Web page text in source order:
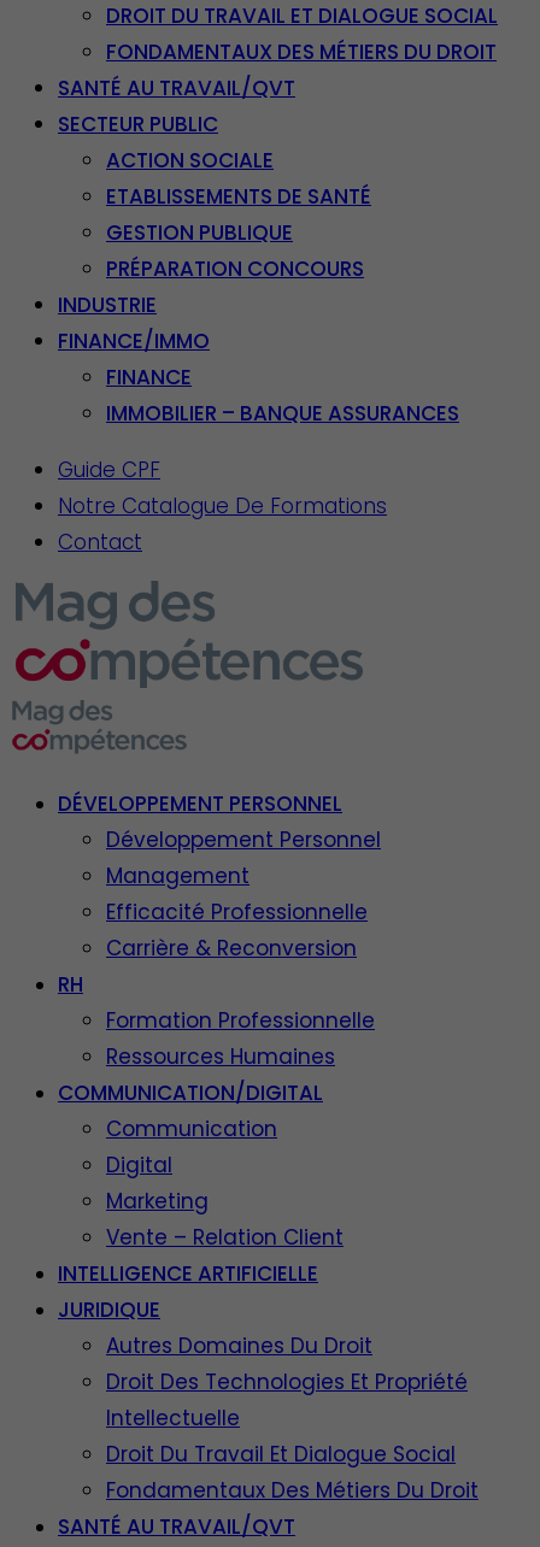
DROIT DU TRAVAIL ET DIALOGUE SOCIAL
FONDAMENTAUX DES MÉTIERS DU DROIT
SANTÉ AU TRAVAIL/QVT
SECTEUR PUBLIC
ACTION SOCIALE
ETABLISSEMENTS DE SANTÉ
GESTION PUBLIQUE
PRÉPARATION CONCOURS
INDUSTRIE
FINANCE/IMMO
FINANCE
IMMOBILIER – BANQUE ASSURANCES
Guide CPF
Notre Catalogue De Formations
Contact
DÉVELOPPEMENT PERSONNEL
Développement Personnel
Management
Efficacité Professionnelle
Carrière & Reconversion
RH
Formation Professionnelle
Ressources Humaines
COMMUNICATION/DIGITAL
Communication
Digital
Marketing
Vente – Relation Client
INTELLIGENCE ARTIFICIELLE
JURIDIQUE
Autres Domaines Du Droit
Droit Des Technologies Et Propriété
Intellectuelle
Droit Du Travail Et Dialogue Social
Fondamentaux Des Métiers Du Droit
SANTÉ AU TRAVAIL/QVT